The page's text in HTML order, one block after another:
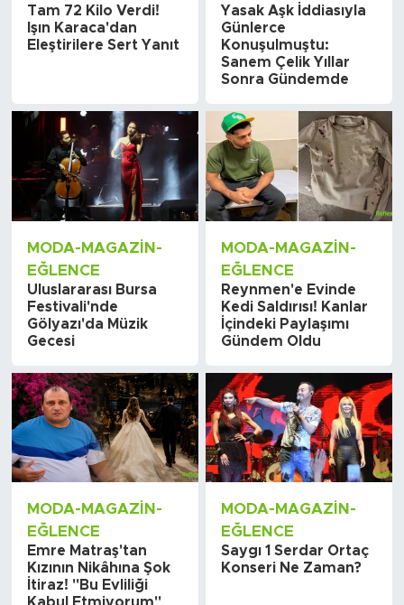
Tam 72 Kilo Verdi!
Işın Karaca'dan
Eleştirilere Sert Yanıt
Yasak Aşk İddiasıyla
Günlerce
Konuşulmuştu:
Sanem Çelik Yıllar
Sonra Gündemde
MODA-MAGAZIN-
EĞLENCE
Uluslararası Bursa
Festivali'nde
Gölyazı'da Müzik
Gecesi
MODA-MAGAZIN-
EĞLENCE
Reynmen'e Evinde
Kedi Saldırısı! Kanlar
İçindeki Paylaşımı
Gündem Oldu
MODA-MAGAZIN-
EĞLENCE
Emre Matraş'tan
Kızının Nikâhına Şok
İtiraz! "Bu Evliliği
MODA-MAGAZIN-
EĞLENCE
Saygı 1 Serdar Ortaç
Konseri Ne Zaman?